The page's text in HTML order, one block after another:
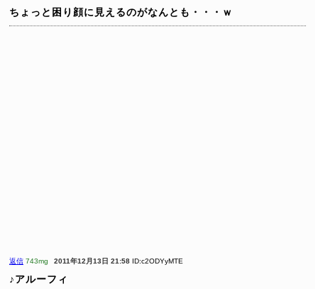
ちょっと困り顔に見えるのがなんとも・・・ｗ
返信 743mg 2011年12月13日 21:58 ID:c2ODYyMTE
♪アルーフィ